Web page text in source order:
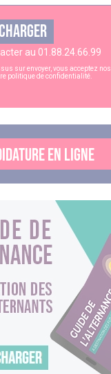
au 01.88.24.66.99
sur envoyer, vous acceptez nos
politique de confidentialité.
EN LIGNE